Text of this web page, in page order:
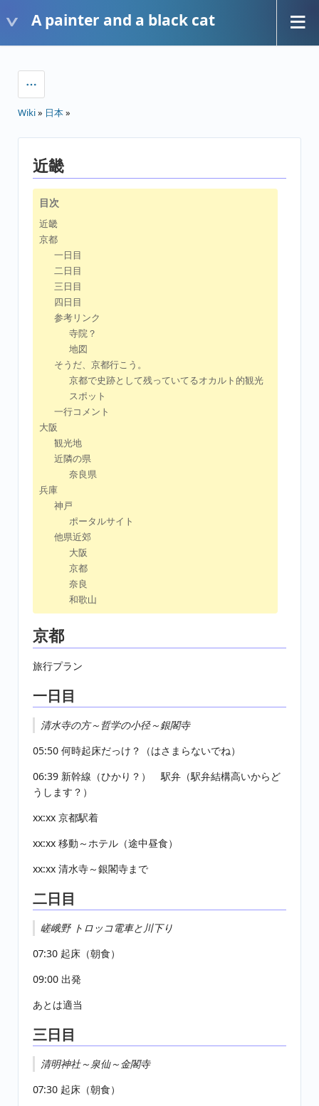
A painter and a black cat
Wiki» 日本»
近畿
目次
近畿
京都
一日目
二日目
三日目
四日目
参考リンク
寺院？
地図
そうだ、京都行こう。
京都で史跡として残っていてるオカルト的観光
スポット
一行コメント
大阪
観光地
近隣の県
奈良県
兵庫
神戸
ポータルサイト
他県近郊
大阪
京都
奈良
和歌山
京都
旅行プラン
一日目
清水寺の方～哲学の小径～銀閣寺
05:50 何時起床だっけ？（はさまらないでね）
06:39 新幹線（ひかり？） 駅弁（駅弁結構高いからど
うします？）
xx:xx 京都駅着
xx:xx 移動～ホテル（途中昼食）
xx:xx 清水寺～銀閣寺まで
二日目
嵯峨野 トロッコ電車と川下り
07:30 起床（朝食）
09:00 出発
あとは適当
三日目
清明神社～泉仙～金閣寺
07:30 起床（朝食）